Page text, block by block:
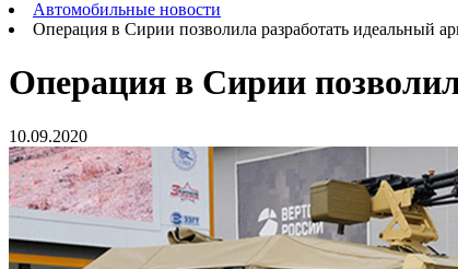
Автомобильные новости
Операция в Сирии позволила разработать идеальный
Операция в Сирии
10.09.2020